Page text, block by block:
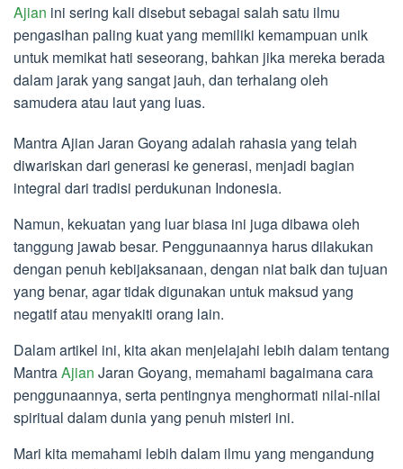
Ajian ini sering kali disebut sebagai salah satu ilmu
pengasihan paling kuat yang memiliki kemampuan unik
untuk memikat hati seseorang, bahkan jika mereka berada
dalam jarak yang sangat jauh, dan terhalang oleh
samudera atau laut yang luas.
Mantra Ajian Jaran Goyang adalah rahasia yang telah
diwariskan dari generasi ke generasi, menjadi bagian
integral dari tradisi perdukunan Indonesia.
Namun, kekuatan yang luar biasa ini juga dibawa oleh
tanggung jawab besar. Penggunaannya harus dilakukan
dengan penuh kebijaksanaan, dengan niat baik dan tujuan
yang benar, agar tidak digunakan untuk maksud yang
negatif atau menyakiti orang lain.
Dalam artikel ini, kita akan menjelajahi lebih dalam tentang
MantraAjian Jaran Goyang, memahami bagaimana cara
penggunaannya, serta pentingnya menghormati nilai-nilai
spiritual dalam dunia yang penuh misteri ini.
Mari kita memahami lebih dalam ilmu yang mengandung